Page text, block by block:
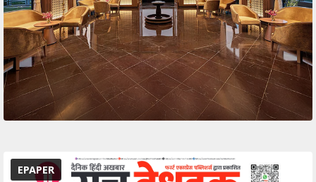
EPAPER